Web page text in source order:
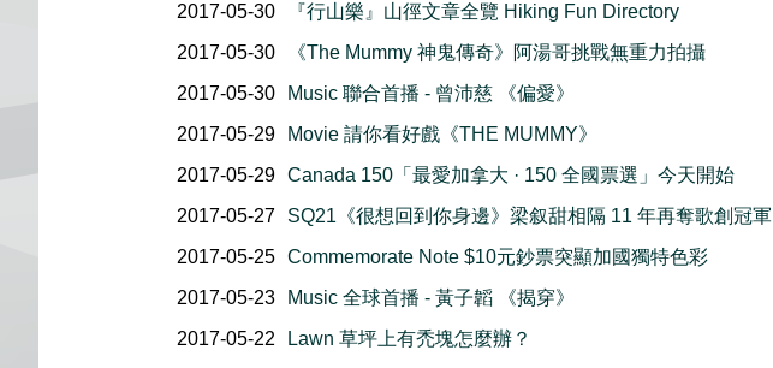
2017-05-30
『行山樂』山徑文章全覽 Hiking Fun Directory
2017-05-30
《The Mummy 神鬼傳奇》阿湯哥挑戰無重力拍攝
2017-05-30
Music 聯合首播 - 曾沛慈 《偏愛》
2017-05-29
Movie 請你看好戲《THE MUMMY》
2017-05-29 Canada 150「最愛加拿大 · 150 全國票選」今天開始
2017-05-27
SQ21《很想回到你身邊》梁叙甜相隔 11 年再奪歌創冠軍
2017-05-25 Commemorate Note $10元鈔票突顯加國獨特色彩
2017-05-23
Music 全球首播 - 黃子韜 《揭穿》
2017-05-22
Lawn 草坪上有禿塊怎麼辦？